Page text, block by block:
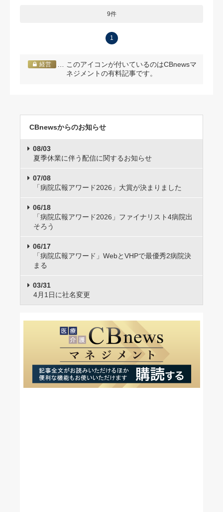
9件
1
経営
… このアイコンが付いているのはCBnewsマ
ネジメントの有料記事です。
CBnewsからのお知らせ
08/03
夏季休業に伴う配信に関するお知らせ
07/08
「病院広報アワード2026」大賞が決まりました
06/18
「病院広報アワード2026」ファイナリスト4病院出
そろう
06/17
「病院広報アワード」WebとVHPで最優秀2病院決
まる
03/31
4月1日に社名変更